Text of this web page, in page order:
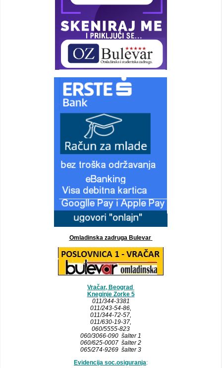
Omladinska zadruga Bulevar
Vračar, Beograd
Kneginje Zorke 5
011/344-3381
011/243-54-86,
011/344-72-57,
011/630-19-37,
060/5555-823
060/3066-090 šalter 1
060/625-0007 šalter 2
065/274-9269 šalter 3
Evidencija soc.osiguranja: